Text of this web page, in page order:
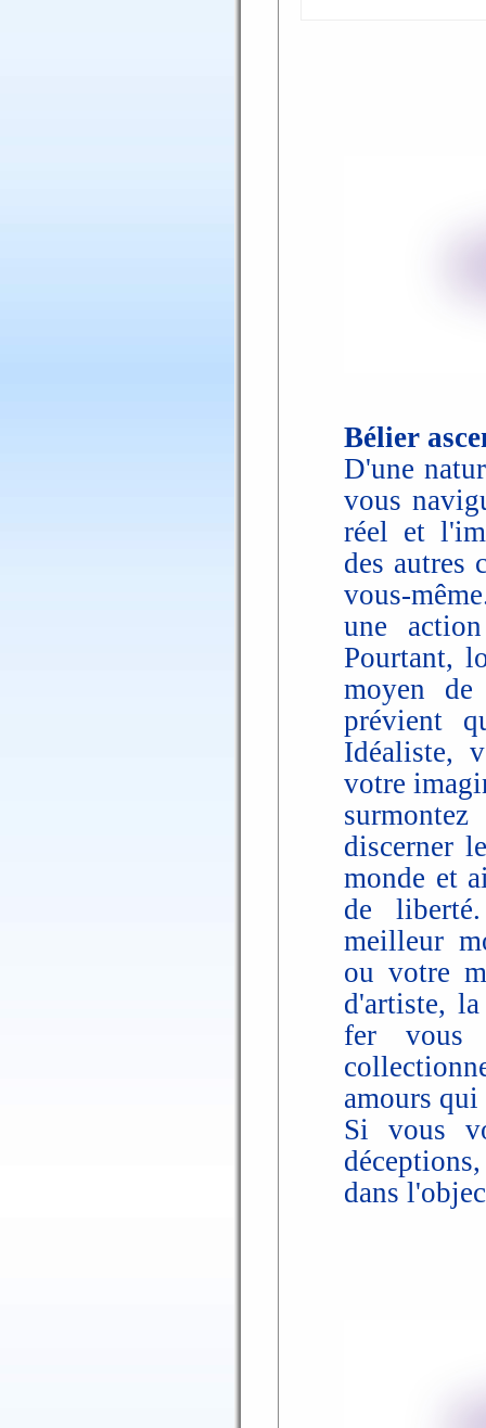
Bélier
D'une
vous
réel et
des autres
vous-
une
Pourtant,
moyen
prévient
Idéaliste,
votre
discerner
monde et
de
meilleur
ou votre
d'artiste,
fer vous
amours
Si vous
dans